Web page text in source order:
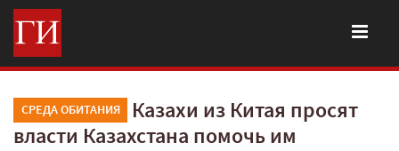
СРЕДА ОБИТАНИЯ
Казахи из Китая просят
власти Казахстана помочь им